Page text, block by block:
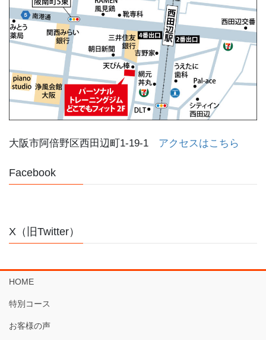
大阪市阿倍野区西田辺町1-19-1 アクセスはこちら
Facebook
X（旧Twitter）
HOME
特別コース
お客様の声